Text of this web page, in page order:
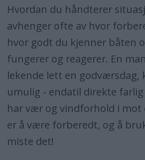
Hvordan du håndterer
avhenger ofte av hvor
hvor godt du kjenner båten
fungerer og reagerer. En
lekende lett en godværsdag,
umulig - endatil direkte farlig
har vær og vindforhold i mot
er å være forberedt, og å
miste det!